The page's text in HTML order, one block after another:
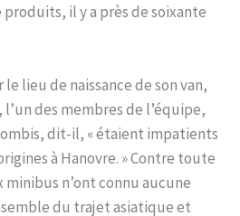
il y a près de soixante
lieu de naissance de son van,
des membres de l’équipe,
dit-il, « étaient impatients
à Hanovre. » Contre toute
n’ont connu aucune
du trajet asiatique et